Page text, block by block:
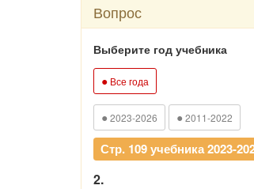
Вопрос
Выберите год учебника
● Все года
● 2023-2026 ● 2011-2022
Стр. 109 учебника 2023-
2.